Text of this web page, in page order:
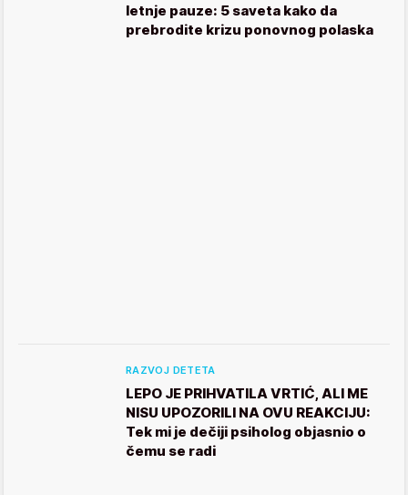
letnje pauze: 5 saveta kako da
prebrodite krizu ponovnog polaska
RAZVOJ DETETA
LEPO JE PRIHVATILA VRTIĆ, ALI ME
NISU UPOZORILI NA OVU REAKCIJU:
Tek mi je dečiji psiholog objasnio o
čemu se radi